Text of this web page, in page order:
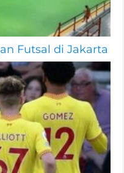
Futsal di Jakarta